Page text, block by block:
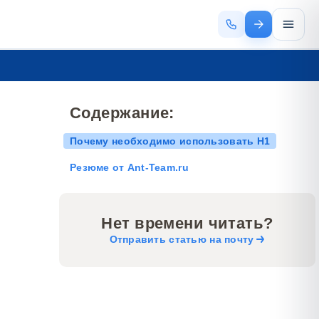
Содержание:
Почему необходимо использовать H1
Резюме от Ant-Team.ru
Нет времени читать?
Отправить статью на почту